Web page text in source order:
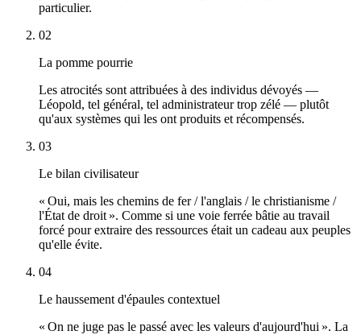
particulier.
02
La pomme pourrie
Les atrocités sont attribuées à des individus dévoyés —
Léopold, tel général, tel administrateur trop zélé — plutôt
qu'aux systèmes qui les ont produits et récompensés.
03
Le bilan civilisateur
« Oui, mais les chemins de fer / l'anglais / le christianisme /
l'État de droit ». Comme si une voie ferrée bâtie au travail
forcé pour extraire des ressources était un cadeau aux peuples
qu'elle évite.
04
Le haussement d'épaules contextuel
« On ne juge pas le passé avec les valeurs d'aujourd'hui ». La